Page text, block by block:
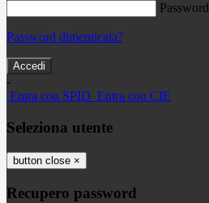
Password
Password dimenticata?
-
Entra con SPID Entra con CIE
Seleziona utente
button close ×
Recupero password